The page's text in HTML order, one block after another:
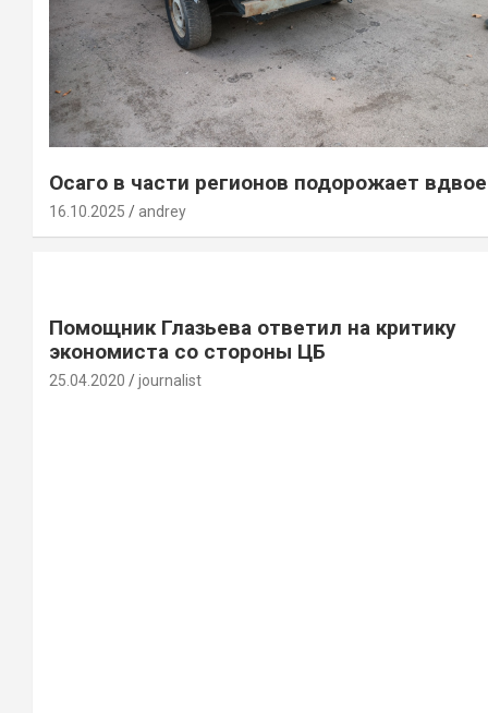
Осаго в части регионов подорожает вдвое
16.10.2025 andrey
Помощник Глазьева ответил на критику
экономиста со стороны ЦБ
25.04.2020 journalist